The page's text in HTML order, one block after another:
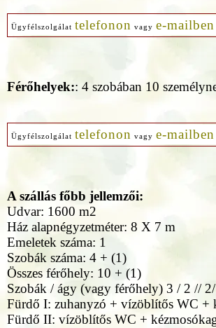
Ügyfélszolgálat telefonon vagy e-mailben
Férőhelyek:: 4 szobában 10
Ügyfélszolgálat telefonon vagy e-mailben
A szállás főbb jellemzői:
Udvar: 1600 m2
Ház alapnégyzetméter: 8 X 7 m
Emeletek száma: 1
Szobák száma: 4 + (1)
Összes férőhely: 10 + (1)
Szobák / ágy (vagy férőhely) 3 / 2 //
Fürdő I: zuhanyzó + vízöblítős WC +
Fürdő II: vízöblítős WC +